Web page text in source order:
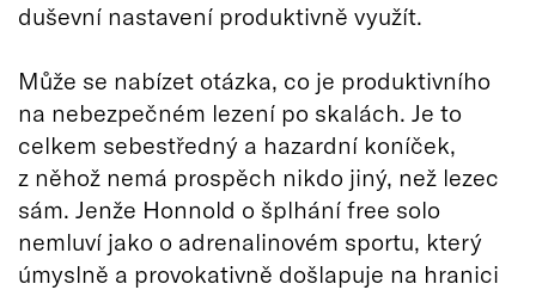
duševní nastavení produktivně využít.
Může se nabízet otázka, co je produktivního
na nebezpečném lezení po skalách. Je to
celkem sebestředný a hazardní koníček,
z něhož nemá prospěch nikdo jiný, než lezec
sám. Jenže Honnold o šplhání free solo
nemluví jako o adrenalinovém sportu, který
úmyslně a provokativně došlapuje na hranici